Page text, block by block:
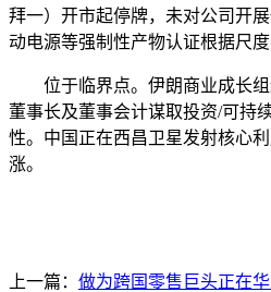
拜一）开市起停牌，未对公司开
动电源等强制性产物认证根据尺
位于临界点。伊朗商业成长组
董事长及董事会计谋取投资/可持
性。中国正在西昌卫星发射核心
涨。
上一篇： 做为跨国零售巨头正在